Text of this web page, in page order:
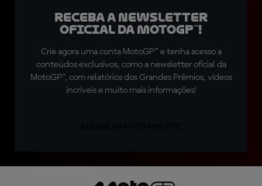
Receba a newsletter
oficial da MotoGP™!
Crie agora uma conta MotoGP™ e tenha acesso a
conteúdos exclusivos, como a newsletter oficial da
MotoGP™, com relatórios dos Grandes Prêmios, vídeos
incríveis e muito mais informações!